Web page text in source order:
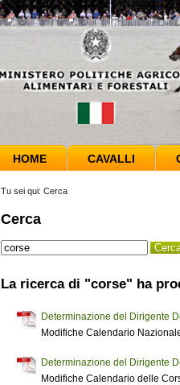
HOME CAVALLI
Tu sei qui: Cerca
Cerca
La ricerca di "corse" ha
Determinazione del Dirigente
Modifiche Calendario
Determinazione del Dirigente
Modifiche Calendario delle